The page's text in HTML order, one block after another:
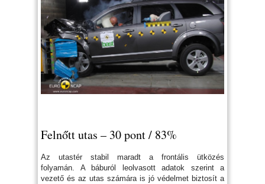
Felnőtt utas – 30 pont / 83%
Az utastér stabil maradt a frontális ütközés
folyamán. A báburól leolvasott adatok szerint a
vezető és az utas számára is jó védelmet biztosít a